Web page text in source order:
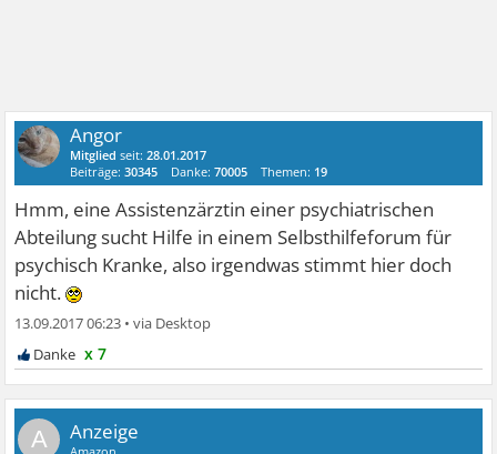
Angor
Mitglied seit:28.01.2017
Beiträge:30345 Danke:70005 Themen: 19
Hmm, eine Assistenzärztin einer psychiatrischen
Abteilung sucht Hilfe in einem Selbsthilfeforum für
psychisch Kranke, also irgendwas stimmt hier doch
nicht.
13.09.2017 06:23 •
x 7
A